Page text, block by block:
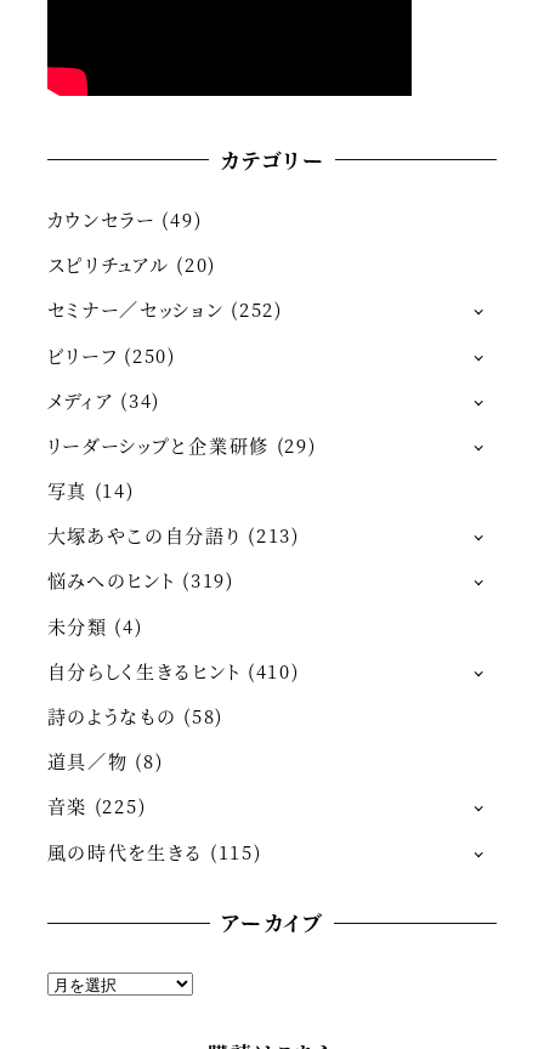
カテゴリー
カウンセラー (49)
スピリチュアル (20)
セミナー／セッション (252)
ビリーフ (250)
メディア (34)
リーダーシップと企業研修 (29)
写真 (14)
大塚あやこの自分語り (213)
悩みへのヒント (319)
未分類 (4)
自分らしく生きるヒント (410)
詩のようなもの (58)
道具／物 (8)
音楽 (225)
風の時代を生きる (115)
アーカイブ
ア